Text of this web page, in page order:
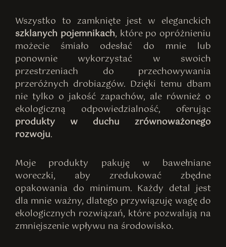
Wszystko to zamknięte jest w eleganckich
szklanych pojemnikach, które po opróżnieniu
możecie śmiało odesłać do mnie lub
ponownie wykorzystać w swoich
przestrzeniach do przechowywania
przeróżnych drobiazgów. Dzięki temu dbam
nie tylko o jakość zapachów, ale również o
ekologiczną odpowiedzialność, oferując
produkty w duchu zrównoważonego
rozwoju.
Moje produkty pakuję w bawełniane
woreczki, aby zredukować zbędne
opakowania do minimum. Każdy detal jest
dla mnie ważny, dlatego przywiązuję wagę do
ekologicznych rozwiązań, które pozwalają na
zmniejszenie wpływu na środowisko.